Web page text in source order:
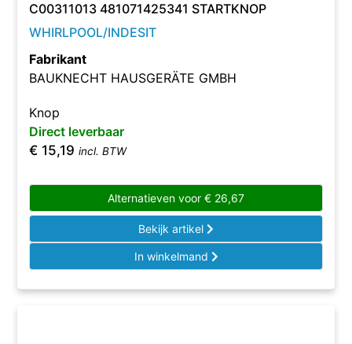
C00311013 481071425341 STARTKNOP
WHIRLPOOL/INDESIT
Fabrikant
BAUKNECHT HAUSGERÄTE GMBH
Knop
Direct leverbaar
€ 15,19 incl. BTW
Alternatieven voor € 26,67
Bekijk artikel
In winkelmand